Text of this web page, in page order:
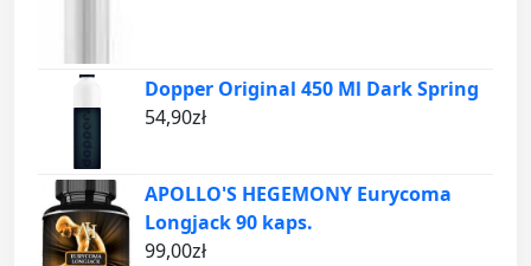
Dopper Original 450 Ml Dark Spring
54,90zł
APOLLO'S HEGEMONY Eurycoma
Longjack 90 kaps.
99,00zł